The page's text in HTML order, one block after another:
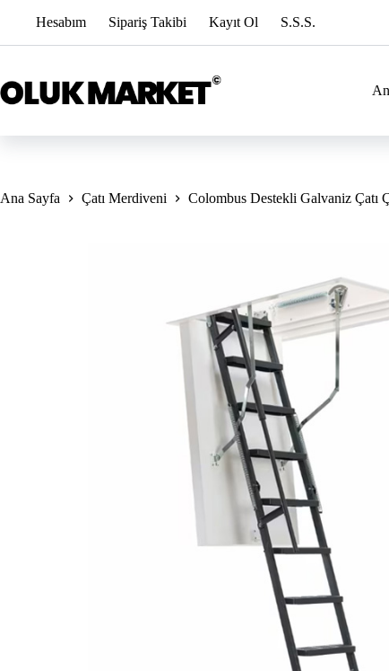
Hesabım Sipariş Takibi Kayıt Ol S.S.S.
Ana Sayfa Çatı Merdiveni Colombus Destekli Galvaniz Çatı